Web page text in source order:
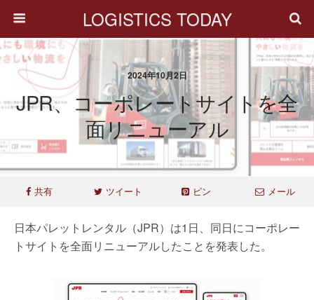
LOGISTICS TODAY
2024年10月2日
JPR、コーポレートサイトを全
面リニューアル
共有 ツイート ピン メール
日本パレットレンタル（JPR）は1日、同日にコーポレー
トサイトを全面リニューアルしたことを発表した。